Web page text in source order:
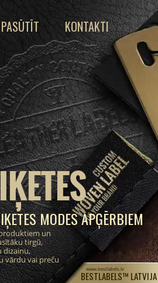
BESTLABELS™ LATVIJA
www.bestlabels.lv
MODES APĢĒRBIEM
un
tirgū,
dizainu,
vārdu vai preču
KONTAKTI